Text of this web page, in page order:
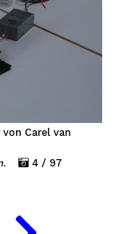
Carel van
4 / 97